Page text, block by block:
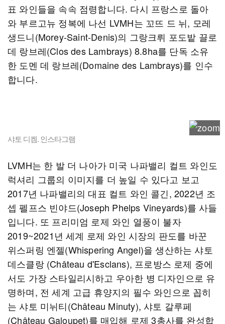
표 와인들을 속속 점령합니다. 다시 프랑스로 돌아
와 부르고뉴 정복에 나선 LVMH는 꼬뜨 드 뉘, 모레
생드니(Morey-Saint-Denis)의 그랑크뤼 포도밭 끌로
데 랑브레(Clos des Lambrays) 8.8ha를 단독 소유
한 도멘 데 랑브레(Domaine des Lambrays)를 인수
합니다.
샤토 디켐. 인스타그램
LVMH는 한 발 더 나아가 미국 나파밸리 컬트 와인도
럭셔리 그룹의 이미지를 더 높일 수 있다고 보고
2017년 나파밸리의 대표 컬트 와인 콜긴, 2022년 조
셉 펠프스 빈야드(Joseph Phelps Vineyards)를 사들
입니다. 또 프리미엄 로제 와인 열풍이 불자
2019~2021년 세계 로제 와인 시장의 판도를 바꾼
위스퍼링 엔젤(Whispering Angel)을 생산하는 샤토
데스클랑 (Château d'Esclans), 프로방스 로제 중에
서도 가장 스타일리시하고 우아한 병 디자인으로 유
명하며, 전 세계 고급 휴양지의 필수 와인으로 꼽히
는 샤토 미뉘티(Château Minuty), 샤토 갈루페
(Château Galoupet)를 매입해 로제 3총사를 완성합